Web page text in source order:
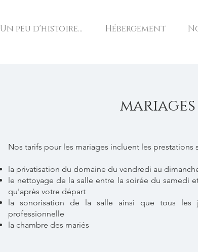
Un peu d'histoire... Hébergement
mariages
Nos tarifs pour les mariages incluent les prestations
la privatisation du domaine du vendredi au
le nettoyage de la salle entre la soirée du samedi
qu'après votre départ
la sonorisation de la salle ainsi que tous les
professionnelle
la chambre des mariés